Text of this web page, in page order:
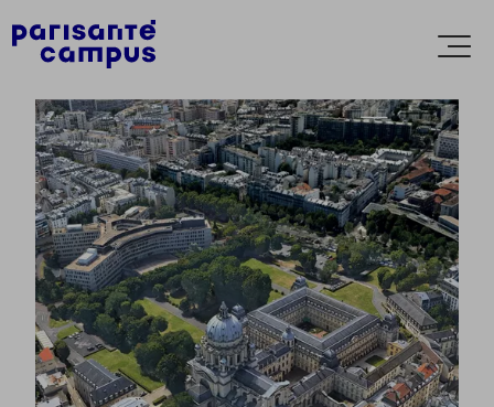
Accèder directement au contenu